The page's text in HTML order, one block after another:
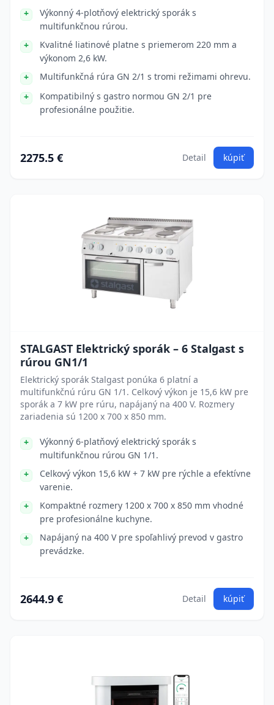
Výkonný 4-plotňový elektrický sporák s
multifunkčnou rúrou.
Kvalitné liatinové platne s priemerom 220 mm a
výkonom 2,6 kW.
Multifunkčná rúra GN 2/1 s tromi režimami ohrevu.
Kompatibilný s gastro normou GN 2/1 pre
profesionálne použitie.
2275.5 € Detail kúpiť
STALGAST Elektrický sporák – 6 Stalgast s
rúrou GN1/1
Elektrický sporák Stalgast ponúka 6 platní a
multifunkčnú rúru GN 1/1. Celkový výkon je 15,6 kW pre
sporák a 7 kW pre rúru, napájaný na 400 V. Rozmery
zariadenia sú 1200 x 700 x 850 mm.
Výkonný 6-platňový elektrický sporák s
multifunkčnou rúrou GN 1/1.
Celkový výkon 15,6 kW + 7 kW pre rýchle a efektívne
varenie.
Kompaktné rozmery 1200 x 700 x 850 mm vhodné
pre profesionálne kuchyne.
Napájaný na 400 V pre spoľahlivý prevod v gastro
prevádzke.
2644.9 € Detail kúpiť